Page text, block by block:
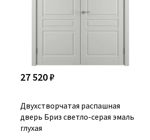
27 520 ₽
Двухстворчатая распашная
дверь Бриз светло-серая эмаль
глухая